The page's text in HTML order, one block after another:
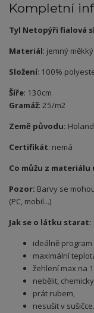
Kompletní
Tyl Netopýři fialová
Materiál: jemný
Složení: 100%
Šíře: 130cm
Gramáž: 25/m2
Země původu:
Certifikát: nemá
Co můžu z materiálu
Pozor: Barvy se
(PC, mobil...)
Jak se o látku starat:
ideálně
maximální
žehlení max na
nebělit,
prát rubem,
nesušit v sušičce.